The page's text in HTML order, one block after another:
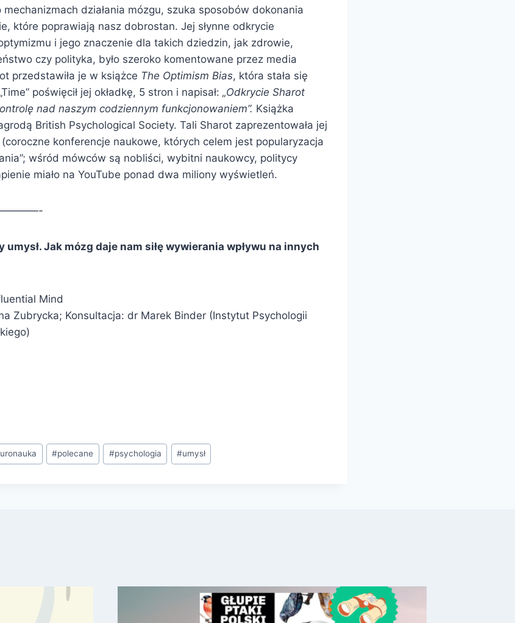
działania mózgu, szuka sposobów dokonania
które poprawiają nasz dobrostan. Jej słynne odkrycie
i jego znaczenie dla takich dziedzin, jak zdrowie,
czy polityka, było szeroko komentowane przez media
przedstawiła je w książce The Optimism Bias, która stała się
poświęcił jej okładkę, 5 stron i napisał: „Odkrycie Sharot
nad naszym codziennym funkcjonowaniem”. Książka
British Psychological Society. Tali Sharot zaprezentowała jej
konferencje naukowe, których celem jest popularyzacja
wśród mówców są nobliści, wybitni naukowcy, politycy
miało na YouTube ponad dwa miliony wyświetleń.
umysł. Jak mózg daje nam siłę wywierania wpływu na innych
Mind
Zubrycka; Konsultacja: dr Marek Binder (Instytut Psychologii
#polecane #psychologia #umysł